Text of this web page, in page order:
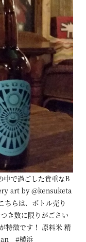
で過ごした貴重なB
art by @kensuketa
らは、ボトル売り
き数に限りがごさい
特徴です！ 原料米 精
#横浜